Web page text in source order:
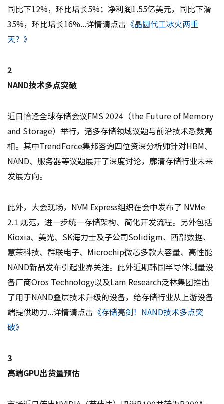
同比下12%，环比增长5%；净利润1.55亿美元，同比下滑
35%，环比增长16%...详情请点击 《晶圆代工冰火两重
天？》
2
NAND技术多点突破
近日恰逢全球存储会议FMS 2024（the Future of Memory
and Storage）举行，诸多存储领域议题与前沿技术悉数亮
相。其中TrendForce集邦咨询四位资深分析师针对HBM、
NAND、服务器等议题展开了深度讨论，廓清存储行业未来
发展方向。
此外，大会现场，NVM Express组织在会中发布了 NVMe
2.1 规范，进一步统一存储架构、简化开发流程。另外包括
Kioxia、美光、SK海力士及子公司Solidigm、西部数据、
慧荣科技、群联电子、Microchip微芯多款大容量、高性能
NAND新品发布引起业界关注。此外近期韩国半导体测量设
备厂商Oros Technology以及Lam Research泛林集团推出
了用于NAND叠层技术升级的设备，给存储行业从上游设备
端提供助力...详情请点击 《存储亮剑！NAND技术多点突
破》
3
高端GPU出货量预估